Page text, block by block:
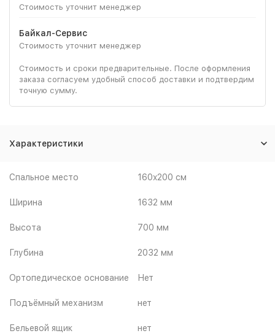
Стоимость уточнит менеджер
Байкал-Сервис
Стоимость уточнит менеджер
Стоимость и сроки предварительные. После оформления
заказа согласуем удобный способ доставки и подтвердим
точную сумму.
Характеристики
Спальное место 160x200 см
Ширина 1632 мм
Высота 700 мм
Глубина 2032 мм
Ортопедическое основание Нет
Подъёмный механизм нет
Бельевой ящик нет